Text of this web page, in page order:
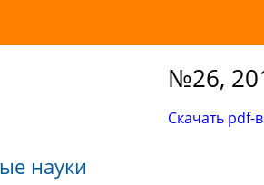
№26,
Скачать pdf-
науки